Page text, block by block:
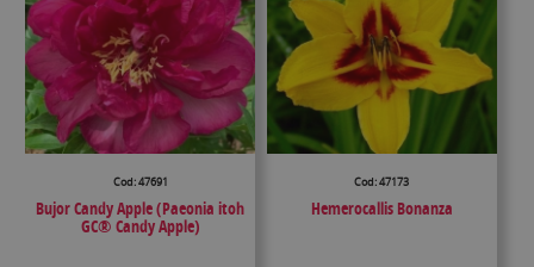
Cod: 47691
Bujor Candy Apple (Paeonia itoh
GC® Candy Apple)
Cod: 47173
Hemerocallis Bonanza